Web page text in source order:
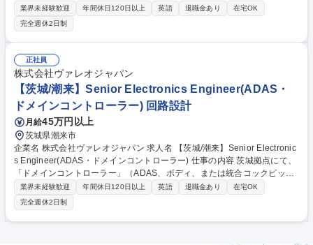
コスト管理、およびプロジェクトチームメンバー（PTM）のマネジメント
を担当します。 【業務内容】■プロジェクトマネジメント(PM)業務：プロ
ジェクト全体のスコープ定義、マイルストーン達成に向けたスケジュー
ル・シナリオの策定と進捗管理など■コスト・収益性管理：プロジェクト
の収益性目標の達成など■顧客対応・コミュニケーション管理：内外の変
更管理と、チーム内でのコーディネートなど■品質管理・組織マネジメン
ト(品質関連業務)：プロジェクトの品質目標達成に向けた全体管理など 募
集職種 【茨城/潮来】プロジェクトマネージャー（ドメインコントローラ
ー開発担当）
業界未経験歓迎 年間休日120日以上 英語 退職金あり
在宅OK
完全週休2日制
正社員
株式会社ヴァレオジャパン
【茨城/潮来】Senior Electronics Engineer(ADAS・
ドメインコントローラー) 回路設計
月給45万円以上
茨城県潮来市
企業名 株式会社ヴァレオジャパン 求人名 【茨城/潮来】Senior Electronic
s Engineer(ADAS・ドメインコントローラー) 仕事の内容 茨城拠点にて、
「ドメインコントローラー」（ADAS、ボディ、または統合コックピット
向け）のハードウェア設計・開発を主に担当して頂きます。 【業務内容】
■ハードウェア設計・開発：ドメインコントローラー製品の電子回路設
計・開発など■開発ドキュメント作成：ITS(製造テスト仕様書)の作成など
■クロスファンクショナル連携：Software Team、System Team、Mecha
業界未経験歓迎 年間休日120日以上 英語 退職金あり
在宅OK
完全週休2日制